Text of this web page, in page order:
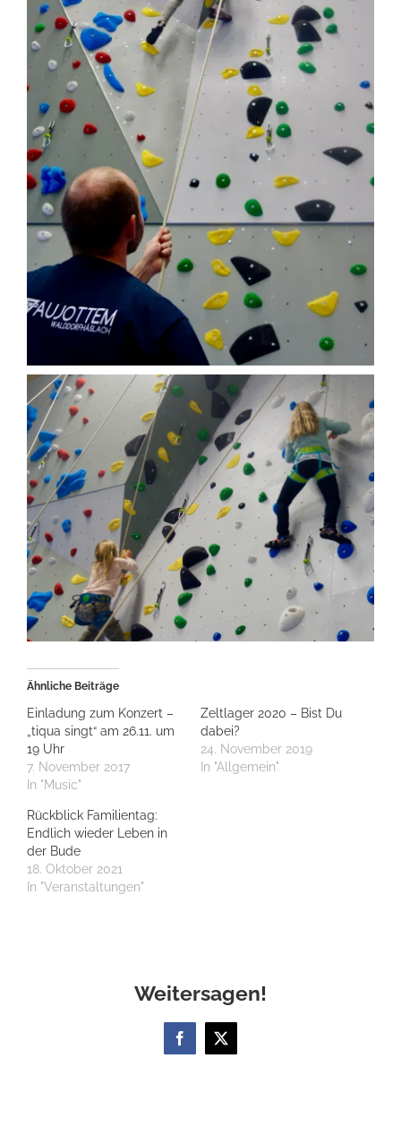
Ähnliche Beiträge
Einladung zum Konzert –
„tiqua singt“ am 26.11. um
19 Uhr
7. November 2017
In "Music"
Zeltlager 2020 – Bist Du
dabei?
24. November 2019
In "Allgemein"
Rückblick Familientag:
Endlich wieder Leben in
der Bude
18. Oktober 2021
In "Veranstaltungen"
Weitersagen!
Facebook
X